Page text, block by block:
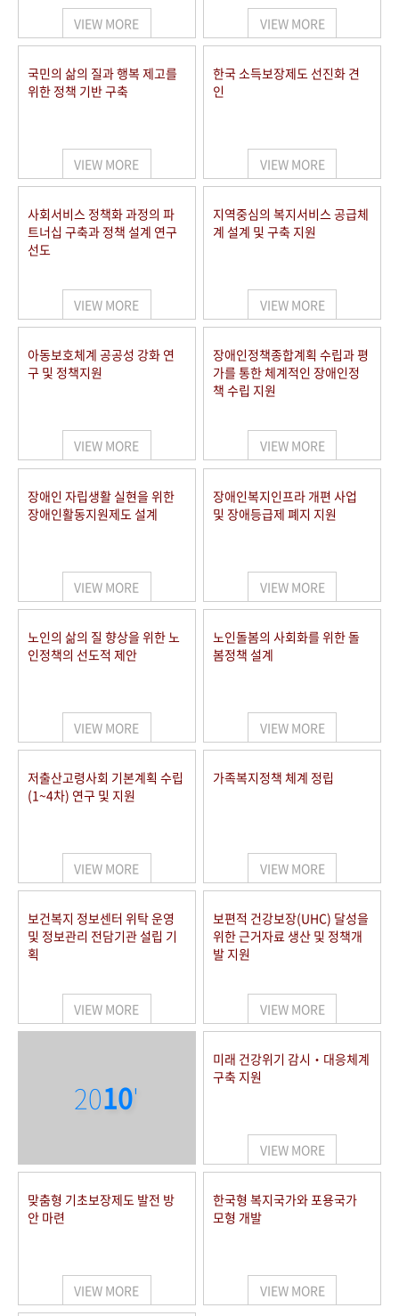
VIEW MORE VIEW MORE
국민의 삶의 질과 행복 제고를
위한 정책 기반 구축
VIEW MORE
한국 소득보장제도 선진화 견
인
VIEW MORE
사회서비스 정책화 과정의 파
트너십 구축과 정책 설계 연구
선도
VIEW MORE
지역중심의 복지서비스 공급체
계 설계 및 구축 지원
VIEW MORE
아동보호체계 공공성 강화 연
구 및 정책지원
VIEW MORE
장애인정책종합계획 수립과 평
가를 통한 체계적인 장애인정
책 수립 지원
VIEW MORE
장애인 자립생활 실현을 위한
장애인활동지원제도 설계
VIEW MORE
장애인복지인프라 개편 사업
및 장애등급제 폐지 지원
VIEW MORE
노인의 삶의 질 향상을 위한 노
인정책의 선도적 제안
VIEW MORE
노인돌봄의 사회화를 위한 돌
봄정책 설계
VIEW MORE
저출산고령사회 기본계획 수립
(1~4차) 연구 및 지원
VIEW MORE
가족복지정책 체계 정립
VIEW MORE
보건복지 정보센터 위탁 운영
및 정보관리 전담기관 설립 기
획
VIEW MORE
보편적 건강보장(UHC) 달성을
위한 근거자료 생산 및 정책개
발 지원
VIEW MORE
2010'
미래 건강위기 감시‧대응체계
구축 지원
VIEW MORE
맞춤형 기초보장제도 발전 방
안 마련
VIEW MORE
한국형 복지국가와 포용국가
모형 개발
VIEW MORE